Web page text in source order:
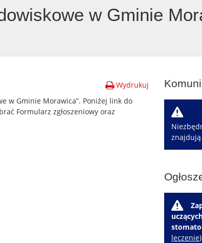
w Gminie
Wydrukuj
w Gminie Morawica”. Poniżej link do
Formularz zgłoszeniowy oraz
W
znajdują
W
leczenie)